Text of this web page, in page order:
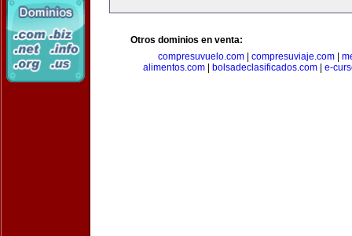
Otros dominios en venta:
compresuvuelo.com
compresuviaje.com
alimentos.com
bolsadeclasificados.com e-